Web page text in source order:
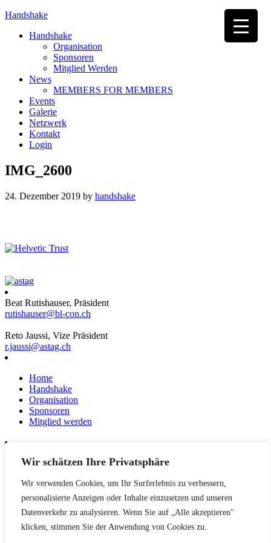
Wir schätzen Ihre Privatsphäre
Wir verwenden Cookies, um Ihr Surferlebnis zu verbessern,
personalisierte Anzeigen oder Inhalte einzusetzen und unseren
Datenverkehr zu analysieren. Wenn Sie auf „Alle akzeptieren"
klicken, stimmen Sie der Anwendung von Cookies zu.
Handshake
Handshake
Organisation
Sponsoren
Mitglied Werden
News
MEMBERS FOR MEMBERS
Events
Galerie
Netzwerk
Kontakt
Login
IMG_2600
24. Dezember 2019 by handshake
Beat Rutishauser, Präsident
rutishauser@bl-con.ch
Reto Jaussi, Vize Präsident
r.jaussi@astag.ch
Home
Handshake
Organisation
Sponsoren
Mitglied werden
News
Netzwerk
Kontakt